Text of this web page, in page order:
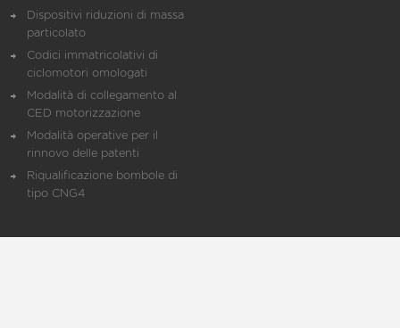
Dispositivi riduzioni di massa
particolato
Codici immatricolativi di
ciclomotori omologati
Modalità di collegamento al
CED motorizzazione
Modalità operative per il
rinnovo delle patenti
Riqualificazione bombole di
tipo CNG4